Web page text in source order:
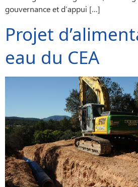
gouvernance et d’appui […]
Projet
eau du CEA